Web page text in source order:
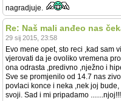
nagradjuje.
Re: Naš mali anđeo nas
29 sij 2015, 23:58
Evo mene opet, sto reci ,kad sam
vjerovati da je ovoliko vremena
ona odrasta ,predivno ,nježno i
Sve se promjenilo od 14.7 nas
povlaci konce i neka ,nek joj
svoji. Sad i mi pripadamo .......njoj!!!